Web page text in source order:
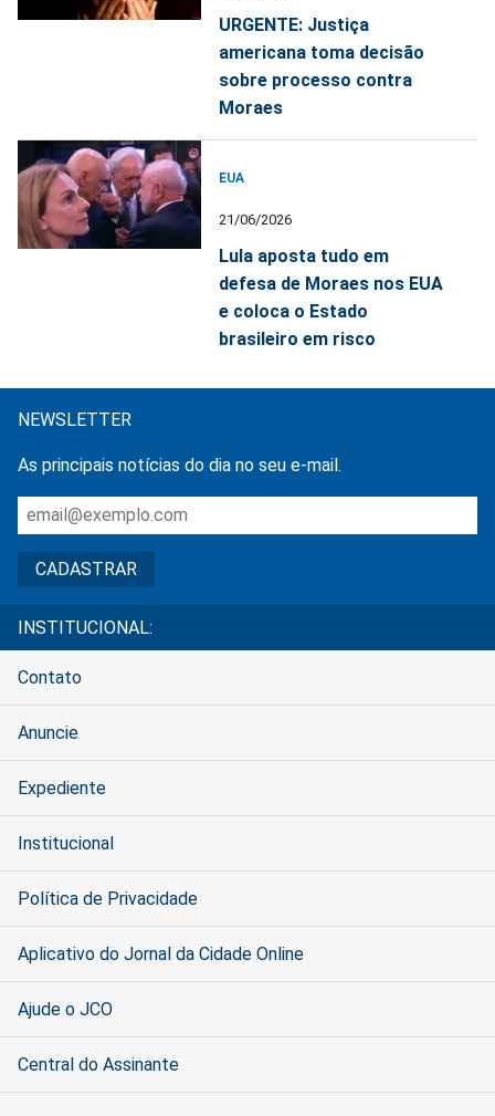
URGENTE: Justiça
americana toma decisão
sobre processo contra
Moraes
EUA
21/06/2026
Lula aposta tudo em
defesa de Moraes nos EUA
e coloca o Estado
brasileiro em risco
NEWSLETTER
As principais notícias do dia no seu e-mail.
INSTITUCIONAL:
Contato
Anuncie
Expediente
Institucional
Política de Privacidade
Aplicativo do Jornal da Cidade Online
Ajude o JCO
Central do Assinante